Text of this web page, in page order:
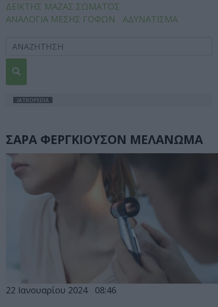
ΔΕΙΚΤΗΣ ΜΑΖΑΣ ΣΩΜΑΤΟΣ
ΑΝΑΛΟΓΙΑ ΜΕΣΗΣ ΓΟΦΩΝ
ΑΔΥΝΑΤΙΣΜΑ
IATROPEDIA
ΣΑΡΑ ΦΕΡΓΚΙΟΥΣΟΝ ΜΕΛΑΝΩΜΑ
22 Ιανουαρίου 2024 08:46